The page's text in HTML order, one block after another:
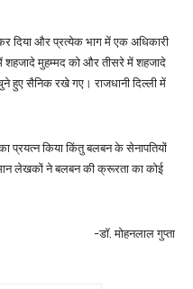
दिया और प्रत्येक भाग में एक अधिकारी
शहजादे मुहम्मद को और तीसरे में शहजादे
हुए सैनिक रखे गए। राजधानी दिल्ली में
प्रयत्न किया किंतु बलबन के सेनापतियों
लेखकों ने बलबन की क्रूरता का कोई
-डॉ. मोहनलाल गुप्ता